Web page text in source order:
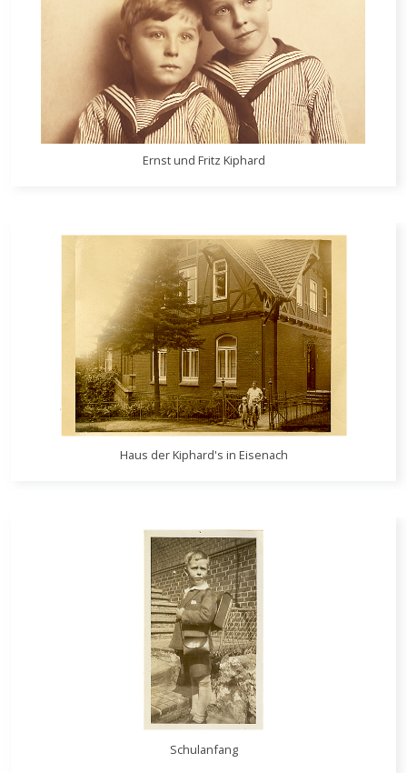
Ernst und Fritz Kiphard
Haus der Kiphard's in Eisenach
Schulanfang